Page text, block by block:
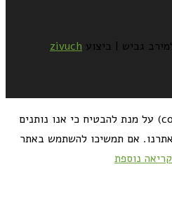
zivuch
אנו משתמשים בעוגיות (cookies) על מנת להבטיח כי אנו נותנים
אם תמשיכו להשתמש באתר
נוספת